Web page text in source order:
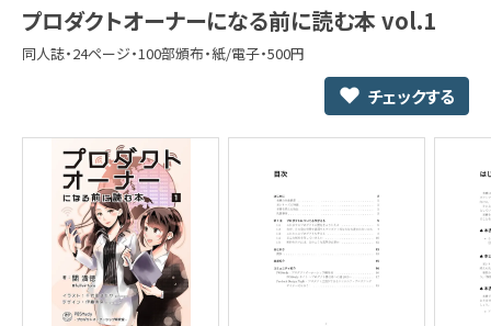
プロダクトオーナーになる前に読む本 vol.1
同人誌・24ページ・100部頒布・紙/電子・500円
チェックする